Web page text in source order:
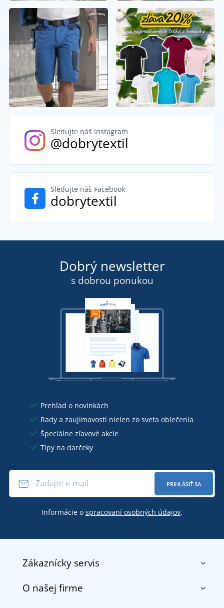
Sledujte náš Instagram
@dobrytextil
Sledujte náš Facebook
dobrytextil
Dobrý newsletter
s dobrou ponukou
Prehľad o novinkách
Rady a zaujímavosti nielen zo sveta oblečenia
Špeciálne zľavové akcie
Tipy na darčeky
PRIHLÁSIŤ SA
Informácie o spracovaní osobných údajov.
Zákaznícky servis
Kontakt
O našej firme